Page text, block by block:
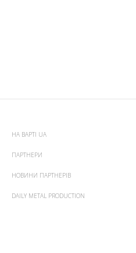
НА ВАРТІ UA
ПАРТНЕРИ
НОВИНИ ПАРТНЕРІВ
DAILY METAL PRODUCTION